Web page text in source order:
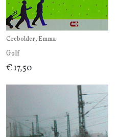
Crebolder, Emma
Golf
€ 17,50